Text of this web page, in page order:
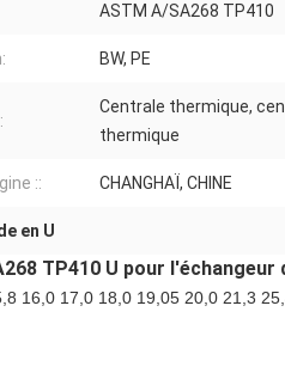
ASTM A/SA268 TP410
BW, PE
Centrale thermique,
thermique
:: CHANGHAÏ, CHINE
en U
TP410 U pour l'échangeur
16,0 17,0 18,0 19,05 20,0 21,3